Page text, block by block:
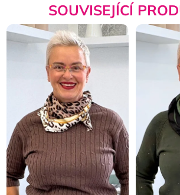
SOUVISEJÍCÍ